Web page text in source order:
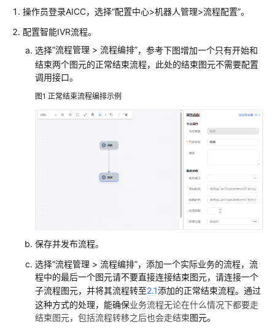
置
工
中
心
人
客
配
置
多
媒
操作员登录AICC，选择“配置中心>机器人管理>流程配置”。
配置智能IVR流程。
选择“流程管理 > 流程编排”，参考下图增加一个只有开始和
结束两个图元的正常结束流程，此处的结束图元不需要配置
调用接口。
图1 正常结束流程编排示例
保存并发布流程。
选择“流程管理 > 流程编排”，添加一个实际业务的流程，流
程中的最后一个图元请不要直接连接结束图元，请连接一个
子流程图元，并将其流程转至2.1添加的正常结束流程。通过
这种方式的处理，能确保业务流程无论在什么情况下都要走
结束图元，包括流程转移之后也会走结束图元。